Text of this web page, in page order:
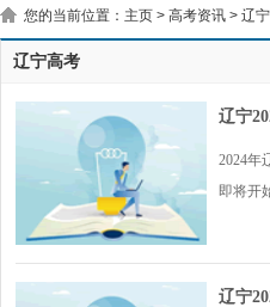
您的当前位置： 主页 > 高考资讯 > 辽
辽宁高考
辽宁
2024年
即将开
辽宁